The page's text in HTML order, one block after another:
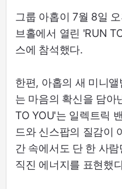
그룹 아홉이 7월 8일
브홀에서 열린 'RUN
스에 참석했다.
한편, 아홉의 새 미니
는 마음의 확신을 담아
TO YOU'는 일렉트릭
드와 신스팝의 질감이
간 속에서도 단 한 사
직진 에너지를 표현했